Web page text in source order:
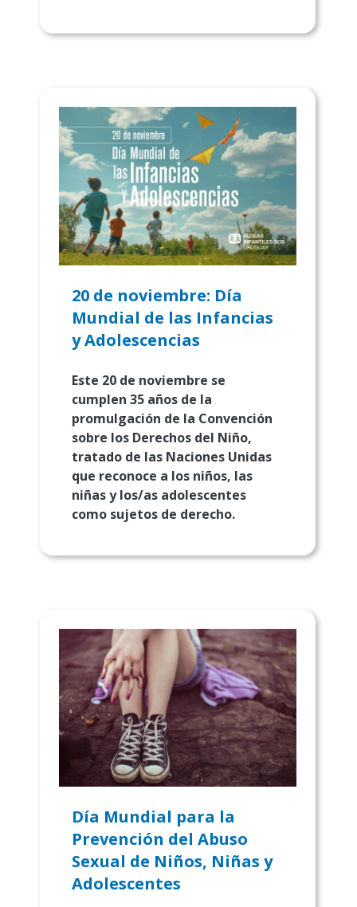
20 de noviembre: Día
Mundial de las Infancias
y Adolescencias
Este 20 de noviembre se
cumplen 35 años de la
promulgación de la Convención
sobre los Derechos del Niño,
tratado de las Naciones Unidas
que reconoce a los niños, las
niñas y los/as adolescentes
como sujetos de derecho.
Día Mundial para la
Prevención del Abuso
Sexual de Niños, Niñas y
Adolescentes